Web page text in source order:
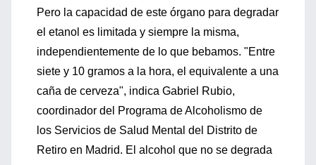
Pero la capacidad de este órgano para degradar
el etanol es limitada y siempre la misma,
independientemente de lo que bebamos. "Entre
siete y 10 gramos a la hora, el equivalente a una
caña de cerveza", indica Gabriel Rubio,
coordinador del Programa de Alcoholismo de
los Servicios de Salud Mental del Distrito de
Retiro en Madrid. El alcohol que no se degrada